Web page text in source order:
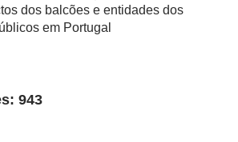
dos balcões e entidades dos
em Portugal
943